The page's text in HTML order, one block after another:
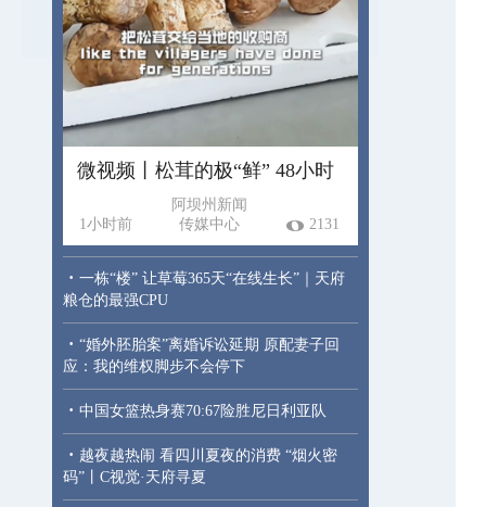
微视频丨松茸的极“鲜” 48小时
1小时前
阿坝州新闻
传媒中心
2131
· 一栋“楼” 让草莓365天“在线生长”｜天府
粮仓的最强CPU
· “婚外胚胎案”离婚诉讼延期 原配妻子回
应：我的维权脚步不会停下
· 中国女篮热身赛70:67险胜尼日利亚队
· 越夜越热闹 看四川夏夜的消费 “烟火密
码”丨C视觉·天府寻夏